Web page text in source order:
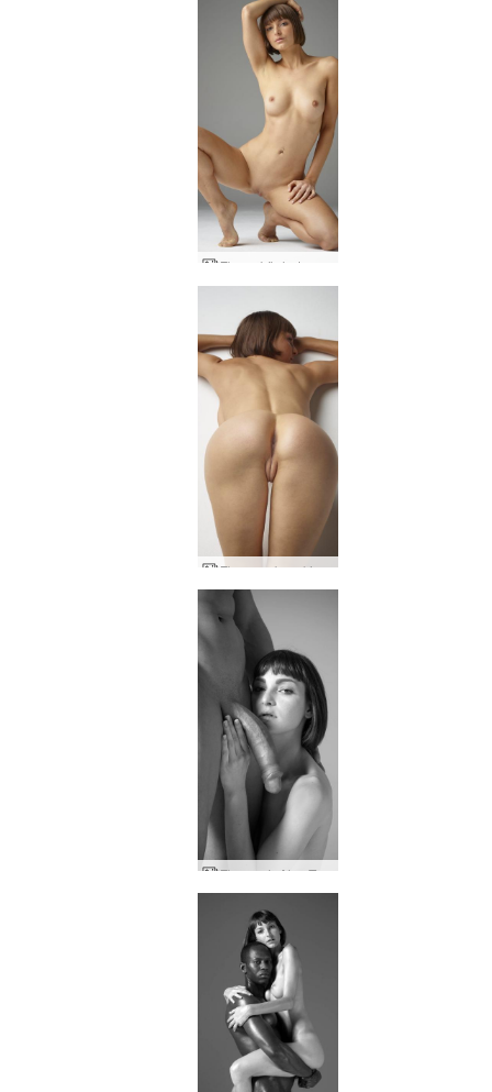
Flora vackra skinkor
Flora och Alex Tom från Finland hyllar del två